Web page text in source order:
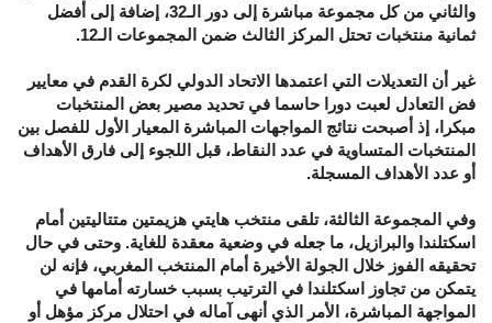
والثاني من كل مجموعة مباشرة إلى دور الـ32، إضافة إلى أفضل
ثمانية منتخبات تحتل المركز الثالث ضمن المجموعات الـ12.
غير أن التعديلات التي اعتمدها الاتحاد الدولي لكرة القدم في معايير
فض التعادل لعبت دورا حاسما في تحديد مصير بعض المنتخبات
مبكرا، إذ أصبحت نتائج المواجهات المباشرة المعيار الأول للفصل بين
المنتخبات المتساوية في عدد النقاط، قبل اللجوء إلى فارق الأهداف
أو عدد الأهداف المسجلة.
وفي المجموعة الثالثة، تلقى منتخب هايتي هزيمتين متتاليتين أمام
اسكتلندا والبرازيل، ما جعله في وضعية معقدة للغاية. وحتى في حال
تحقيقه الفوز خلال الجولة الأخيرة أمام المنتخب المغربي، فإنه لن
يتمكن من تجاوز اسكتلندا في الترتيب بسبب خسارته أمامها في
المواجهة المباشرة، الأمر الذي أنهى آماله في احتلال مركز مؤهل أو